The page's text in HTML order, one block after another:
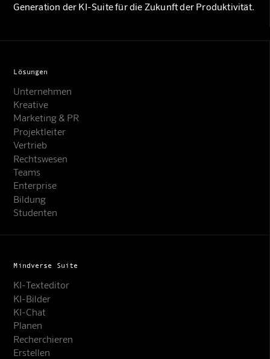
Generation der KI-Suite für die Zukunft der Produktivität.
Lösungen
Unternehmen
Kreative
Marketing & PR
Projektleiter
Vertrieb
Rechtswesen
Teams
Enterprise
Bildung
Studenten
Mindverse Suite
KI-Texteditor
KI-Bilder
KI-Chat
Planen
Recherchieren
Erstellen